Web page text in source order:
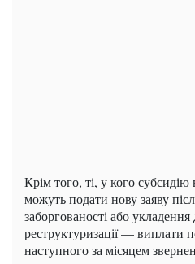
Крім того, ті, у кого
можуть подати нову заяву
заборгованості або
реструктуризації — виплати
наступного за місяцем